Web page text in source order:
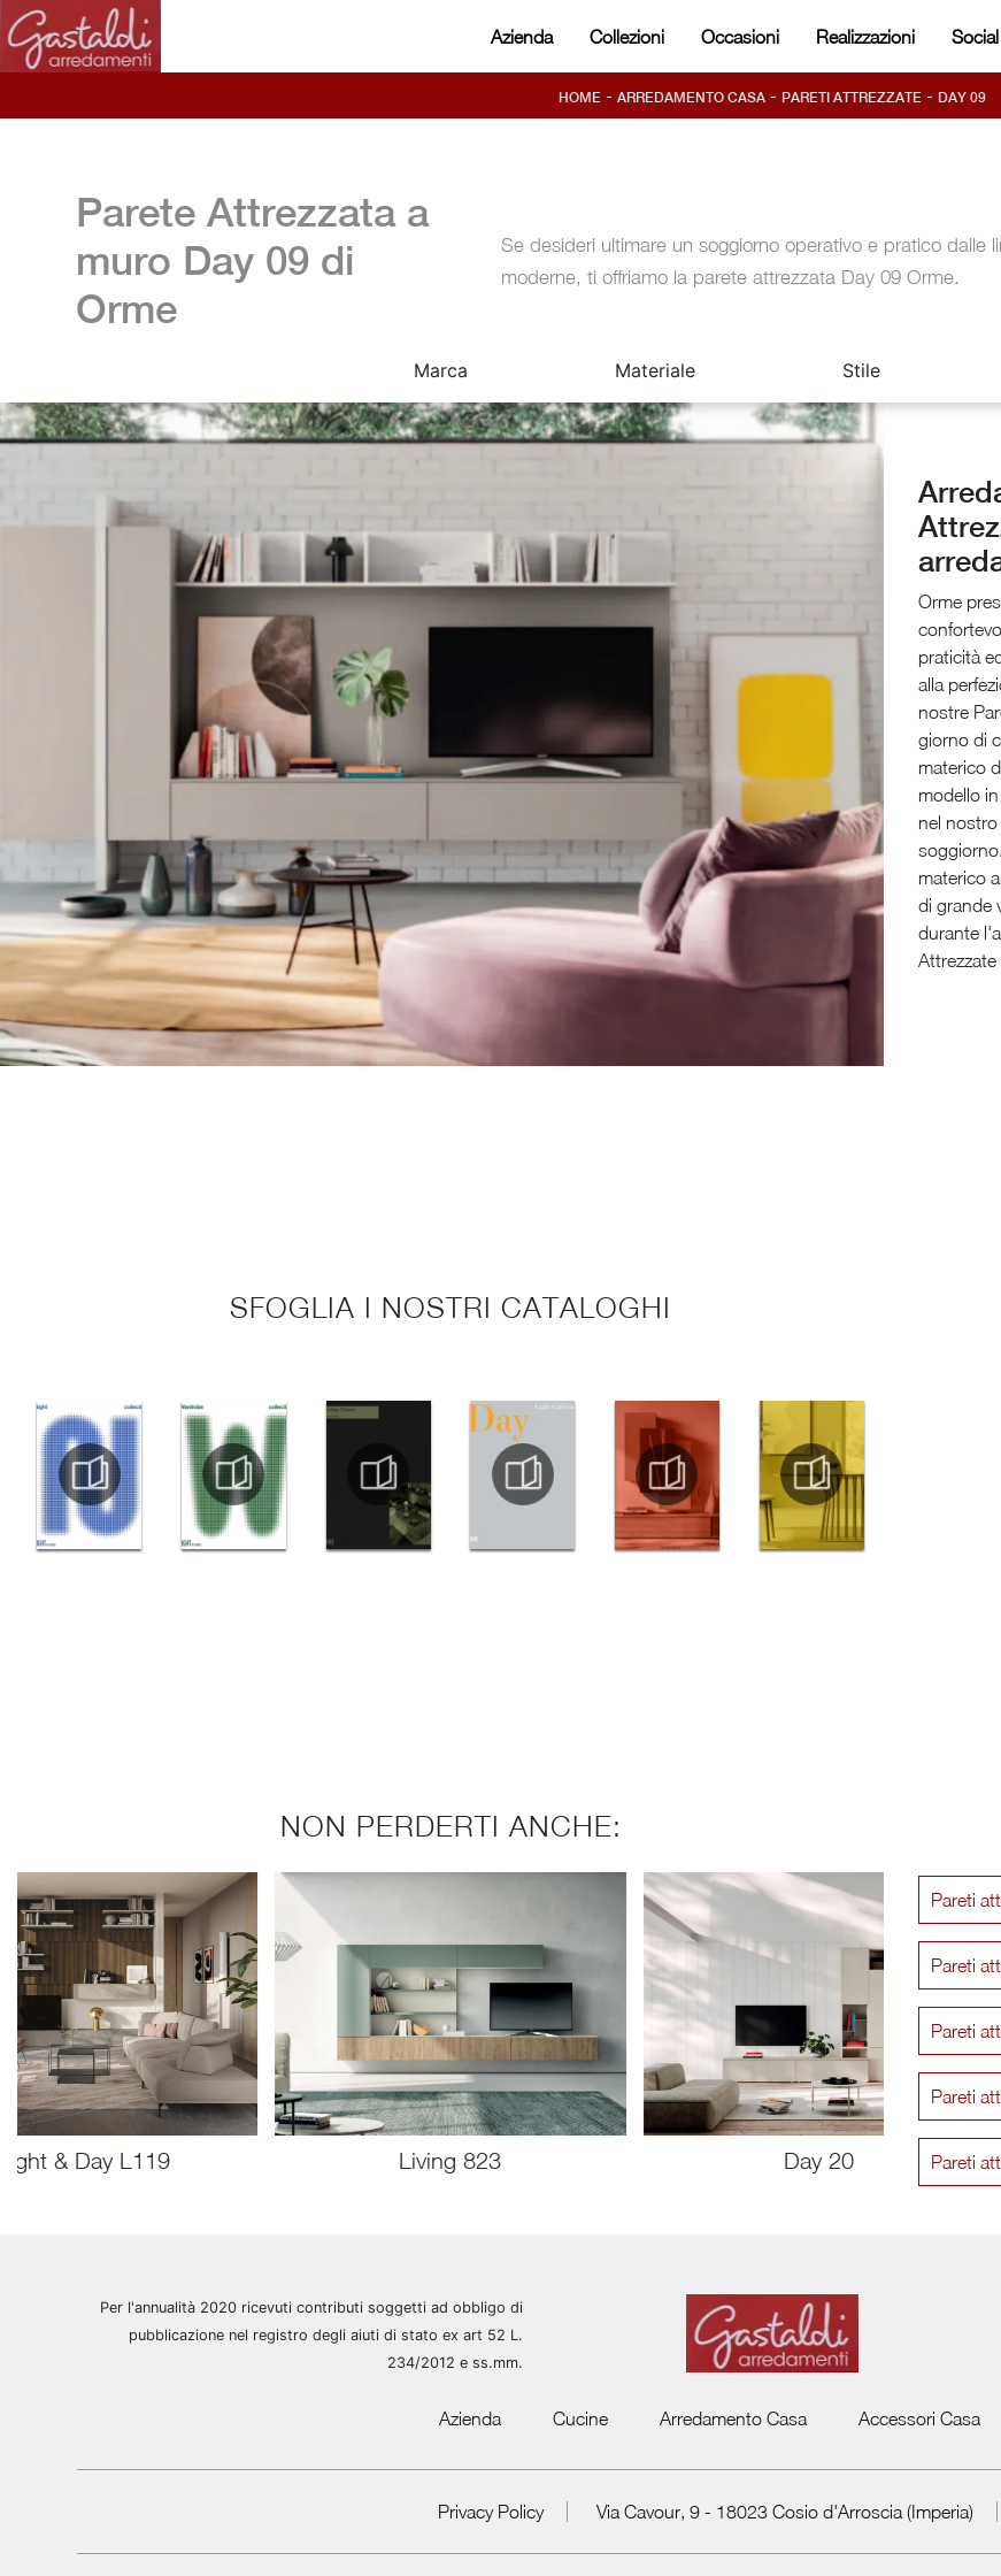
Azienda Collezioni Occasioni Realizzazioni Social
HOME - ARREDAMENTO CASA - PARETI ATTREZZATE - DAY 09
Parete Attrezzata a
muro Day 09 di
Orme
Se desideri ultimare un soggiorno operativo e pratico dalle
moderne, ti offriamo la parete attrezzata Day 09 Orme.
Marca Materiale Stile
Orme
praticità
alla
nostre
giorno di
materico
modello
nel
materico
di grande
durante
SFOGLIA I NOSTRI CATALOGHI
NON PERDERTI ANCHE:
& Day L119 Living 823 Day 20
Pareti
Pareti
Pareti
Pareti
Pareti
Per l'annualità 2020 ricevuti contributi soggetti ad obbligo di
pubblicazione nel registro degli aiuti di stato ex art 52 L.
234/2012 e ss.mm.
Azienda Cucine Arredamento Casa Accessori Casa
Privacy Policy Via Cavour, 9 - 18023 Cosio d'Arroscia (Imperia)